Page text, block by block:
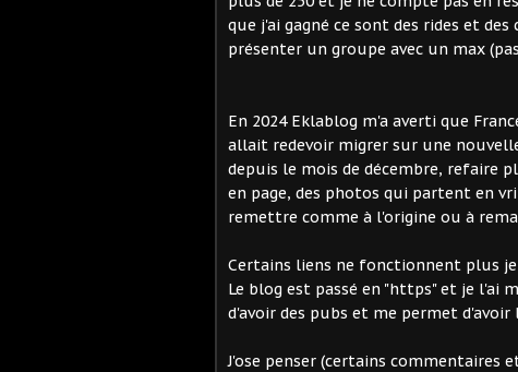
que j'ai gagné ce sont des rides et
présenter un groupe avec un max
En 2024 Eklablog m'a averti que
allait redevoir migrer sur une
depuis le mois de décembre, refaire
en page, des photos qui partent en
remettre comme à l'origine ou à
Certains liens ne fonctionnent plus
Le blog est passé en "https" et je l'ai
d'avoir des pubs et me permet d'avoir
J'ose penser (certains commentaires